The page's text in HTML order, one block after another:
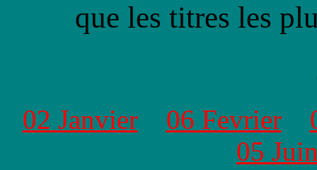
que les titres les
02 Janvier 06 Fevrier
05